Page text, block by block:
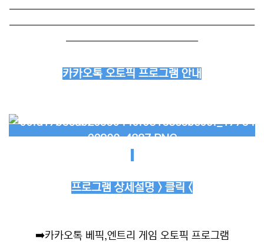
──────────────────────────
──────────────────────────
──────────────
카카오톡 오토픽 프로그램 안내
프로그램 상세설명 > 클릭 <
➡️카카오톡 베픽,엔트리 게임 오토픽 프로그램